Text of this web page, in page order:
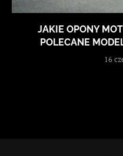
JAKIE OPONY
POLECANE
16